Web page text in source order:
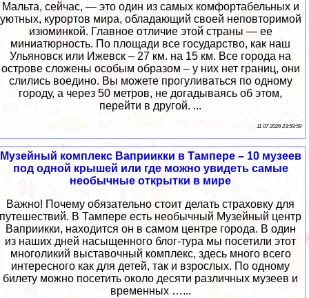
Мальта, сейчас, — это один из самых комфортабельных и
уютных, курортов мира, обладающий своей неповторимой
изюминкой. Главное отличие этой страны — ее
миниатюрность. По площади все государство, как наш
Ульяновск или Ижевск – 27 км. на 15 км. Все города на
острове сложены особым образом – у них нет границ, они
слились воедино. Вы можете прогуливаться по одному
городу, а через 50 метров, не догадываясь об этом,
перейти в другой. ...
11 07 2026 23:59:59
Музейный комплекс Ваприикки в Тампере – 10 музеев
под одной крышей или где можно увидеть самые
необычные открытки в мире
Важно! Почему обязательно стоит делать страховку для
путешествий. В Тампере есть необычный Музейный центр
Ваприикки, находится он в самом центре города. В один
из наших дней насыщенного блог-тура мы посетили этот
многоликий выставочный комплекс, здесь много всего
интересного как для детей, так и взрослых. По одному
билету можно посетить около десяти различных музеев и
временных …...